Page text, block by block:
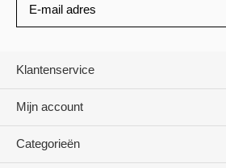
Klantenservice
Mijn account
Categorieën